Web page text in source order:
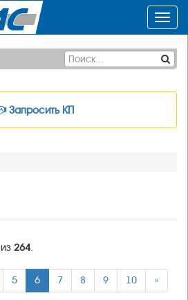
Запросить КП
из 264.
5 6 7 8 9 10 »